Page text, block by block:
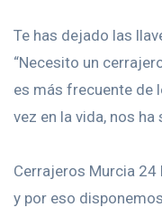
Te has dejado las
“Necesito un
es más frecuente de
vez en la vida, nos
Cerrajeros Murcia
y por eso